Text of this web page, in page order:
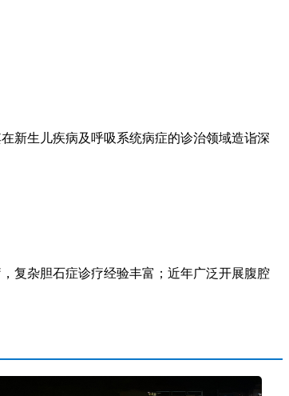
新生儿疾病及呼吸系统病症的诊治领域造诣深
复杂胆石症诊疗经验丰富；近年广泛开展腹腔